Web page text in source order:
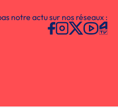
notre actu sur nos réseaux :